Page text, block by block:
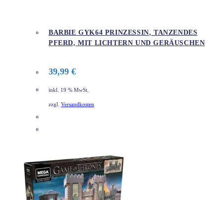
BARBIE GYK64 PRINZESSIN, TANZENDES
PFERD, MIT LICHTERN UND GERÄUSCHEN
39,99 €
inkl. 19 % MwSt.
zzgl. Versandkosten